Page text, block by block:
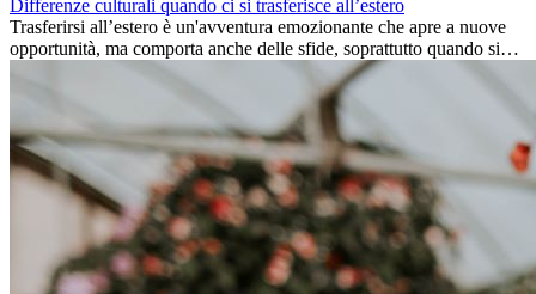
Differenze culturali quando ci si trasferisce all’estero
Trasferirsi all’estero è un'avventura emozionante che apre a nuove
opportunità, ma comporta anche delle sfide, soprattutto quando si
tratta di differenze culturali. Che tu stia andando all’estero per
lavoro, per studio, o semplicemente per un cambiamento, adattarsi a
una nuova cultura richiede tempo. Capire queste differenze e
abbracciare nuovi modi di vivere è la chiave per una transizione di
successo.